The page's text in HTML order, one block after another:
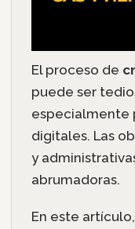
El proceso de
puede ser
especialmente
digitales. Las
y
abrumadoras.
En este